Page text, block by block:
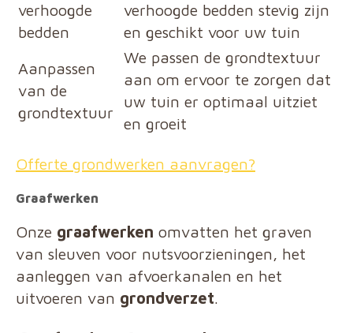
verhoogde
bedden
verhoogde bedden stevig zijn
en geschikt voor uw tuin
Aanpassen
van de
grondtextuur
We passen de grondtextuur
aan om ervoor te zorgen dat
uw tuin er optimaal uitziet
en groeit
Offerte grondwerken aanvragen?
Graafwerken
Onze graafwerken omvatten het graven
van sleuven voor nutsvoorzieningen, het
aanleggen van afvoerkanalen en het
uitvoeren van grondverzet.